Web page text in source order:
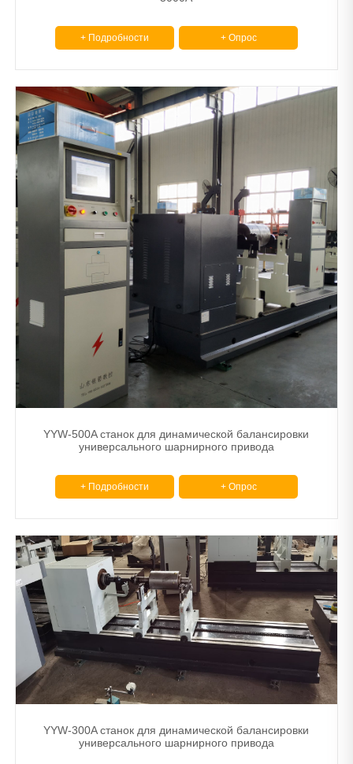
+ Подробности + Опрос
YYW-500A станок для динамической балансировки
универсального шарнирного привода
+ Подробности + Опрос
YYW-300A станок для динамической балансировки
универсального шарнирного привода